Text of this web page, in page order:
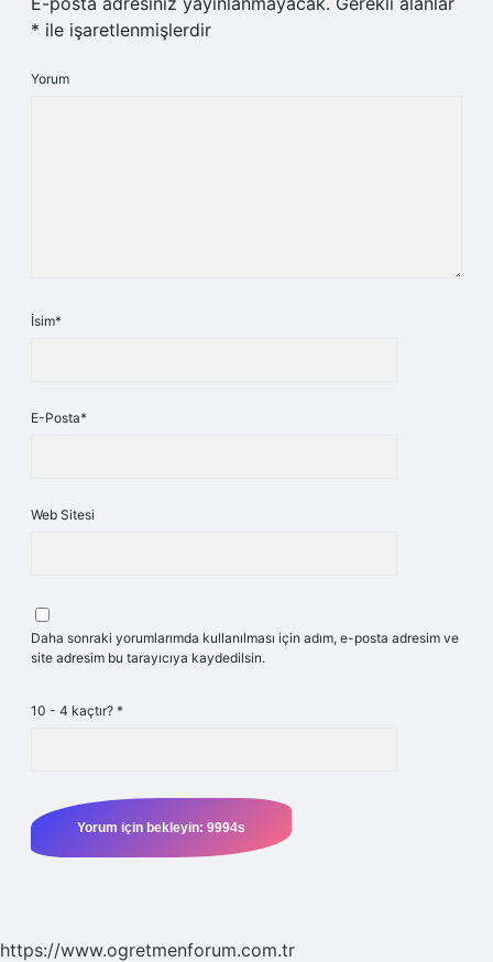
* ile işaretlenmişlerdir
Yorum
İsim*
E-Posta*
Web Sitesi
Daha sonraki yorumlarımda kullanılması için adım, e-posta adresim ve
site adresim bu tarayıcıya kaydedilsin.
10 - 4 kaçtır? *
https://www.ogretmenforum.com.tr